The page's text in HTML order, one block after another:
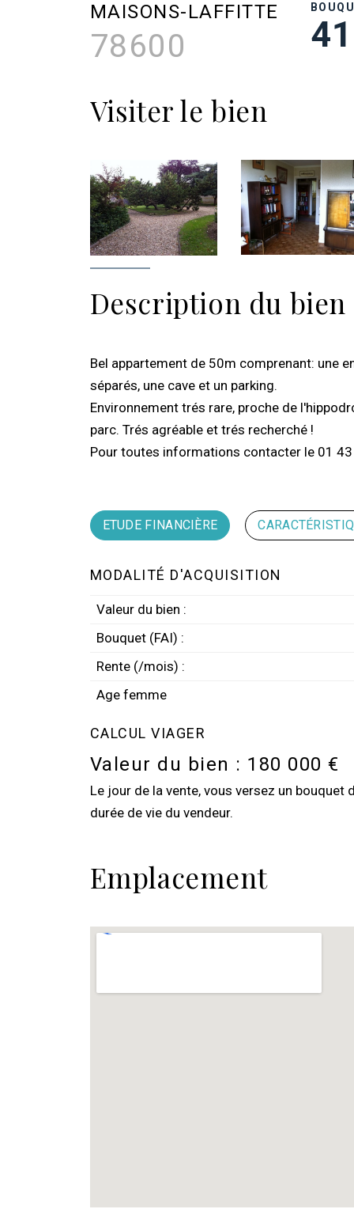
MAISONS-LAFFITTE
78600
Visiter le bien
Description du bien
Bel appartement de 50m comprenant: une
séparés, une cave et un parking.
Environnement trés rare, proche de
parc. Trés agréable et trés recherché !
Pour toutes informations contacter le 01
ETUDE FINANCIÈRE
MODALITÉ D'ACQUISITION
Valeur du bien :
Bouquet (FAI) :
Rente (/mois) :
Age femme
CALCUL VIAGER
Valeur du bien : 180 000 €
Le jour de la vente, vous versez un
durée de vie du vendeur.
Emplacement